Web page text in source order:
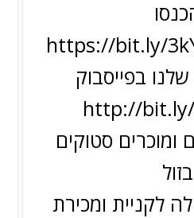
https://bit.ly/
בפייסבוק
ומוכרים סטוקים
בזול
לקניית ומכירת